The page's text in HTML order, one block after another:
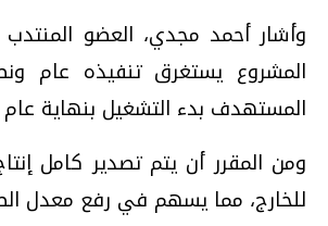
وأشار أحمد مجدي، العضو
المشروع يستغرق تنفيذه عام
المستهدف بدء التشغيل بنهاية عام 2023.
ومن المقرر أن يتم تصدير كامل
للخارج، مما يسهم في رفع معدل